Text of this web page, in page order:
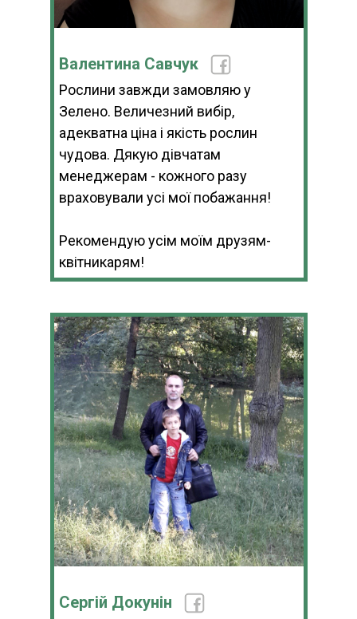
Валентина Савчук
Рослини завжди замовляю у
Зелено. Величезний вибір,
адекватна ціна і якість рослин
чудова. Дякую дівчатам
менеджерам - кожного разу
враховували усі мої побажання!
Рекомендую усім моїм друзям-
квітникарям!
Сергій Докунін